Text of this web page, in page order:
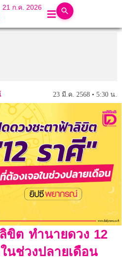
21 ก.ค. 2026
23 มี.ค. 2568 • 5:30 น.
ขิต ทำนายดวง 12
นช่วงปลายเดือน